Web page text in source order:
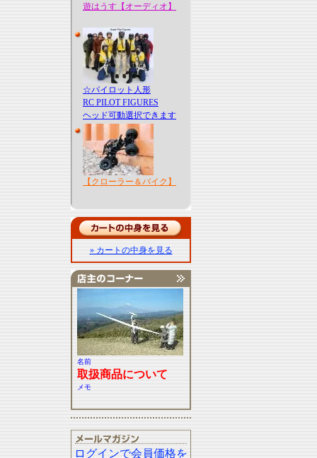
遊はうす【オーディオ】
☆パイロット人形
RC PILOT FIGURES
ヘッド可動選択できます
【クローラー＆バイク】
» カートの中身を見る
名前
取扱商品について
メモ
ログインで会員価格を